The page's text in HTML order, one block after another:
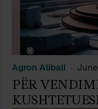
Agron Alibali
PËR